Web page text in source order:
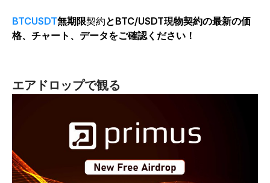
BTCUSDT無期限契約とBTC/USDT現物契約の最新の価
格、チャート、データをご確認ください！
エアドロップで観る